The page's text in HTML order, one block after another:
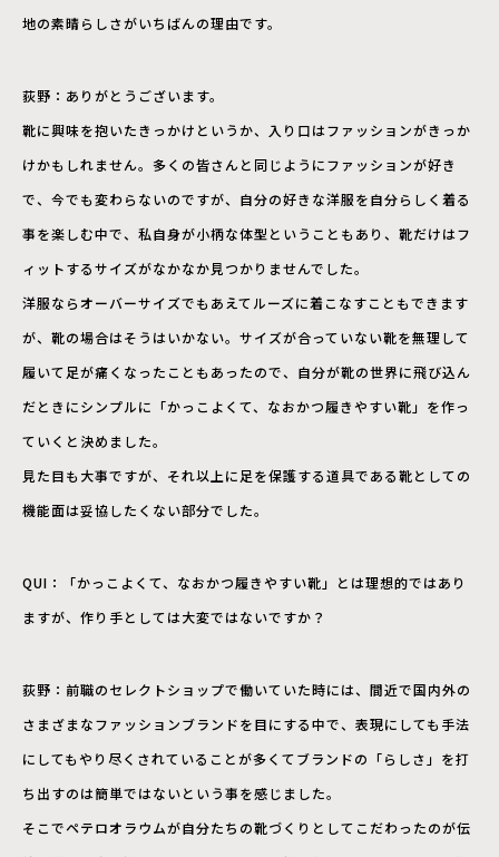
地の素晴らしさがいちばんの理由です。
荻野：ありがとうございます。
靴に興味を抱いたきっかけというか、入り口はファッションがきっか
けかもしれません。多くの皆さんと同じようにファッションが好き
で、今でも変わらないのですが、自分の好きな洋服を自分らしく着る
事を楽しむ中で、私自身が小柄な体型ということもあり、靴だけはフ
ィットするサイズがなかなか見つかりませんでした。
洋服ならオーバーサイズでもあえてルーズに着こなすこともできます
が、靴の場合はそうはいかない。サイズが合っていない靴を無理して
履いて足が痛くなったこともあったので、自分が靴の世界に飛び込ん
だときにシンプルに「かっこよくて、なおかつ履きやすい靴」を作っ
ていくと決めました。
見た目も大事ですが、それ以上に足を保護する道具である靴としての
機能面は妥協したくない部分でした。
QUI：「かっこよくて、なおかつ履きやすい靴」とは理想的ではあり
ますが、作り手としては大変ではないですか？
荻野：前職のセレクトショップで働いていた時には、間近で国内外の
さまざまなファッションブランドを目にする中で、表現にしても手法
にしてもやり尽くされていることが多くてブランドの「らしさ」を打
ち出すのは簡単ではないという事を感じました。
そこでペテロオラウムが自分たちの靴づくりとしてこだわったのが伝